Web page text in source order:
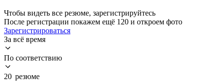
Чтобы видеть все резюме, зарегистрируйтесь
После регистрации покажем ещё 120 и откроем фото
Зарегистрироваться
За всё время
По соответствию
20 резюме